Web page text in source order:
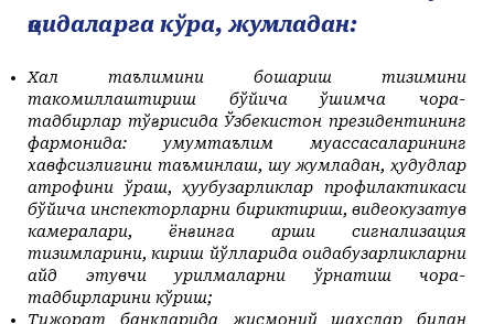
қоидаларга кўра, жумладан:
Халқ таълимини бошқариш тизимини
такомиллаштириш бўйича қўшимча чора-
тадбирлар тўғрисида Ўзбекистон президентининг
фармонида: умумтаълим муассасаларининг
хавфсизлигини таъминлаш, шу жумладан, ҳудудлар
атрофини ўраш, ҳуқуқбузарликлар профилактикаси
бўйича инспекторларни бириктириш, видеокузатув
камералари, ёнғинга қарши сигнализация
тизимларини, кириш йўлларида қоидабузарликларни
қайд этувчи қурилмаларни ўрнатиш чора-
тадбирларини кўриш;
Тижорат банкларида жисмоний шахслар билан